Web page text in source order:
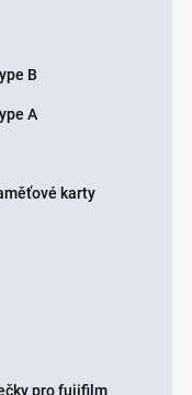
B
A
karty
pro fujifilm